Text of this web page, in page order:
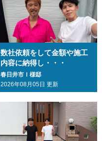
数社依頼をして金額や施工
内容に納得し・・・
春日井市Ｉ様邸
2026年08月05日 更新